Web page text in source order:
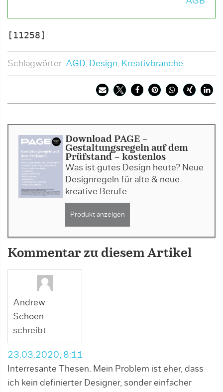
[11258]
Schlagwörter: AGD, Design, Kreativbranche
Download PAGE -
Gestaltungsregeln auf dem
Prüfstand - kostenlos
Was ist gutes Design heute? Neue
Designregeln für alte & neue
kreative Berufe
Produkt anzeigen
Kommentar zu diesem Artikel
Andrew
Schoen
schreibt
23.03.2020, 8:11
Interresante Thesen. Mein Problem ist eher, dass
ich kein definierter Designer, sonder einfacher